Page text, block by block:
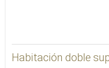
Habitación doble